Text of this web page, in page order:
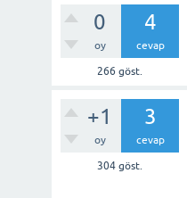
0
oy
4
cevap
266 göst.
+1
oy
3
cevap
304 göst.